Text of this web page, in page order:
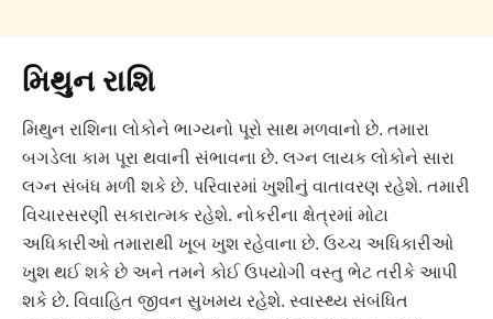
મિથુન રાશિ
મિથુન રાશિના લોકોને ભાગ્યનો પૂરો સાથ મળવાનો છે. તમારા
બગડેલા કામ પૂરા થવાની સંભાવના છે. લગ્ન લાયક લોકોને સારા
લગ્ન સંબંધ મળી શકે છે. પરિવારમાં ખુશીનું વાતાવરણ રહેશે. તમારી
વિચારસરણી સકારાત્મક રહેશે. નોકરીના ક્ષેત્રમાં મોટા
અધિકારીઓ તમારાથી ખૂબ ખુશ રહેવાના છે. ઉચ્ચ અધિકારીઓ
ખુશ થઈ શકે છે અને તમને કોઈ ઉપયોગી વસ્તુ ભેટ તરીકે આપી
શકે છે. વિવાહિત જીવન સુખમય રહેશે. સ્વાસ્થ્ય સંબંધિત